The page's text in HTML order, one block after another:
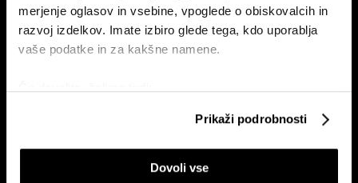
merjenje oglasov in vsebine, vpoglede o obiskovalcih in
razvoj izdelkov. Imate izbiro glede tega, kdo uporablja
vaše podatke in za kakšne namene.
Identificirati napravo z aktivnim preverjanjem
lastnosti (odčitavanje prstnih odtisov)
Prikaži podrobnosti
Dovoli vse
ETF-tekma Hrvatov in Slovencev
na Ljubljanski borzi: kdo zmaguje
Nas čaka draga kurilna sezona?
EU z najnižjimi zalogami plina v